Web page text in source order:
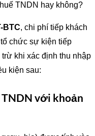
TNDN hay không?
BTC, chi phí tiếp khách
chức sự kiện tiếp
khi xác định thu nhập
kiện sau:
với khoản